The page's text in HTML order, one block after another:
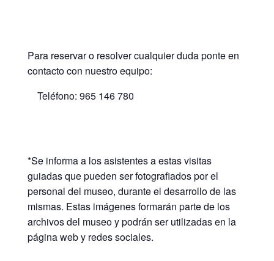
Para reservar o resolver cualquier duda ponte en
contacto con nuestro equipo:
Teléfono: 965 146 780
*Se informa a los asistentes a estas visitas
guiadas que pueden ser fotografiados por el
personal del museo, durante el desarrollo de las
mismas. Estas imágenes formarán parte de los
archivos del museo y podrán ser utilizadas en la
página web y redes sociales.